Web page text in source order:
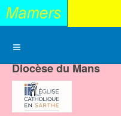
Diocèse du Mans